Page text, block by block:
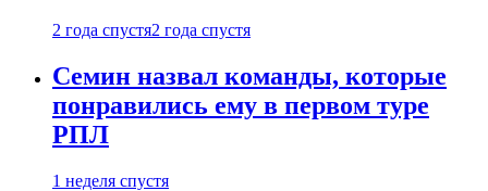
2 года спустя2 года спустя
Семин назвал команды, которые
понравились ему в первом туре
РПЛ
1 неделя спустя